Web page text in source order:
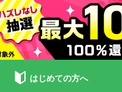
はじめての方へ